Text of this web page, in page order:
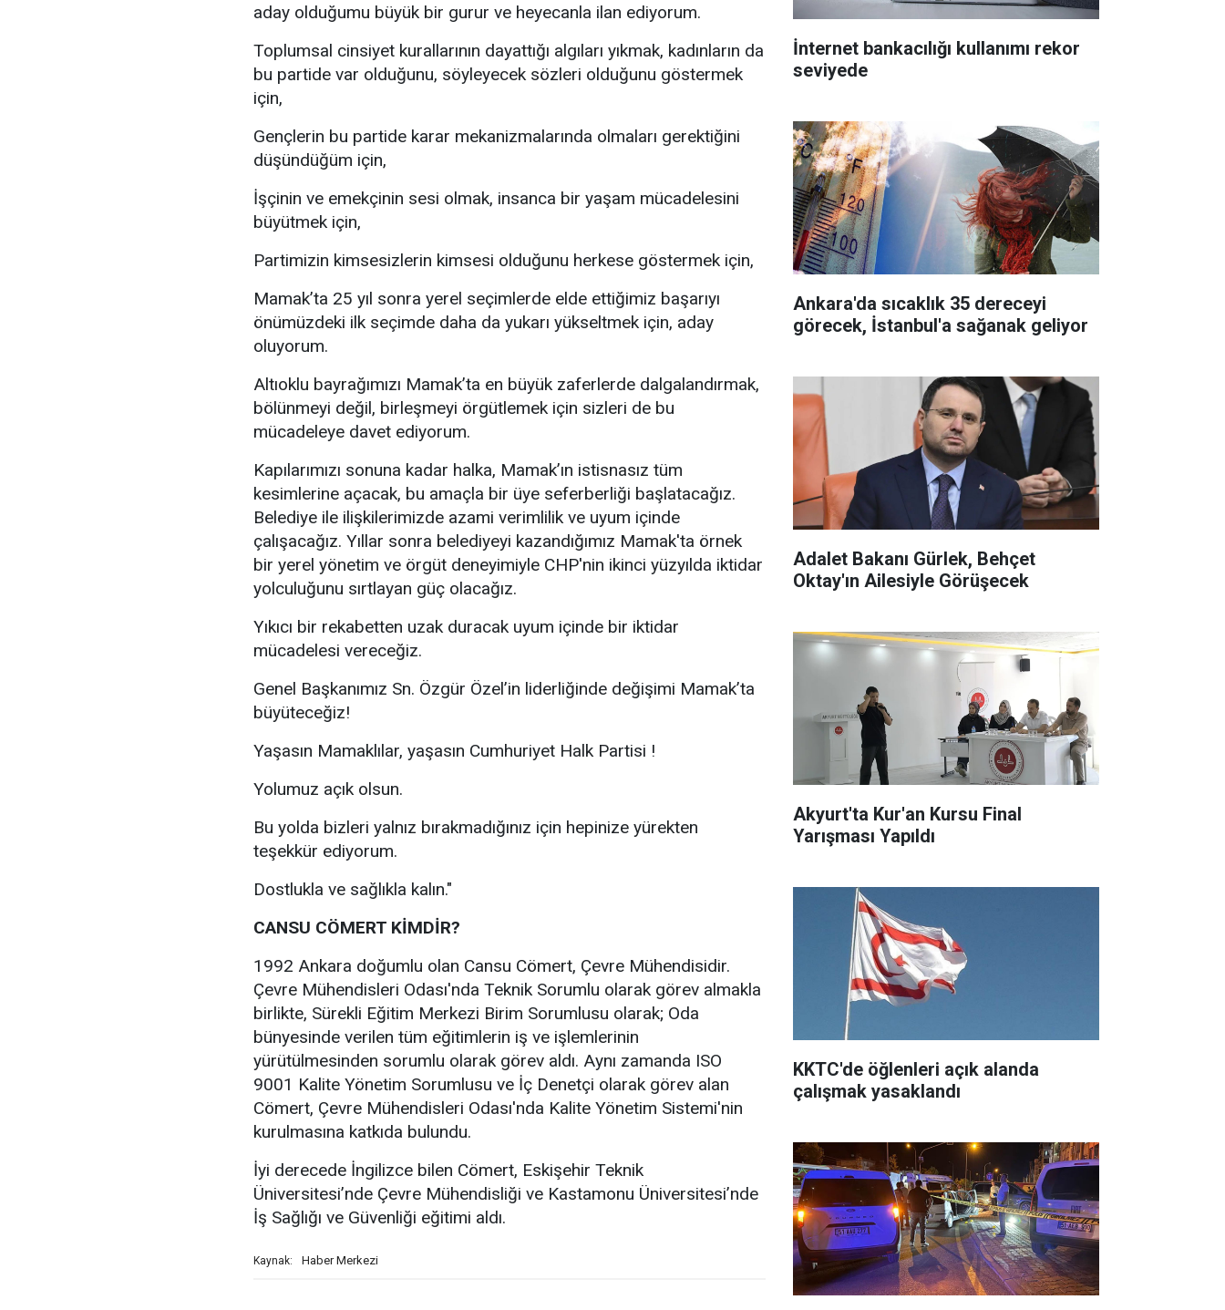
aday olduğumu büyük bir gurur ve heyecanla ilan ediyorum.
Toplumsal cinsiyet kurallarının dayattığı algıları yıkmak, kadınların da
bu partide var olduğunu, söyleyecek sözleri olduğunu göstermek
için,
Gençlerin bu partide karar mekanizmalarında olmaları gerektiğini
düşündüğüm için,
İşçinin ve emekçinin sesi olmak, insanca bir yaşam mücadelesini
büyütmek için,
Partimizin kimsesizlerin kimsesi olduğunu herkese göstermek için,
Mamak’ta 25 yıl sonra yerel seçimlerde elde ettiğimiz başarıyı
önümüzdeki ilk seçimde daha da yukarı yükseltmek için, aday
oluyorum.
Altıoklu bayrağımızı Mamak’ta en büyük zaferlerde dalgalandırmak,
bölünmeyi değil, birleşmeyi örgütlemek için sizleri de bu
mücadeleye davet ediyorum.
Kapılarımızı sonuna kadar halka, Mamak’ın istisnasız tüm
kesimlerine açacak, bu amaçla bir üye seferberliği başlatacağız.
Belediye ile ilişkilerimizde azami verimlilik ve uyum içinde
çalışacağız. Yıllar sonra belediyeyi kazandığımız Mamak'ta örnek
bir yerel yönetim ve örgüt deneyimiyle CHP'nin ikinci yüzyılda iktidar
yolculuğunu sırtlayan güç olacağız.
Yıkıcı bir rekabetten uzak duracak uyum içinde bir iktidar
mücadelesi vereceğiz.
Genel Başkanımız Sn. Özgür Özel’in liderliğinde değişimi Mamak’ta
büyüteceğiz!
Yaşasın Mamaklılar, yaşasın Cumhuriyet Halk Partisi !
Yolumuz açık olsun.
Bu yolda bizleri yalnız bırakmadığınız için hepinize yürekten
teşekkür ediyorum.
Dostlukla ve sağlıkla kalın."
CANSU CÖMERT KİMDİR?
1992 Ankara doğumlu olan Cansu Cömert, Çevre Mühendisidir.
Çevre Mühendisleri Odası'nda Teknik Sorumlu olarak görev almakla
birlikte, Sürekli Eğitim Merkezi Birim Sorumlusu olarak; Oda
bünyesinde verilen tüm eğitimlerin iş ve işlemlerinin
yürütülmesinden sorumlu olarak görev aldı. Aynı zamanda ISO
9001 Kalite Yönetim Sorumlusu ve İç Denetçi olarak görev alan
Cömert, Çevre Mühendisleri Odası'nda Kalite Yönetim Sistemi'nin
kurulmasına katkıda bulundu.
İyi derecede İngilizce bilen Cömert, Eskişehir Teknik
Üniversitesi’nde Çevre Mühendisliği ve Kastamonu Üniversitesi’nde
İş Sağlığı ve Güvenliği eğitimi aldı.
Kaynak: Haber Merkezi
İnternet bankacılığı kullanımı rekor
seviyede
Ankara'da sıcaklık 35 dereceyi
görecek, İstanbul'a sağanak geliyor
Adalet Bakanı Gürlek, Behçet
Oktay'ın Ailesiyle Görüşecek
Akyurt'ta Kur'an Kursu Final
Yarışması Yapıldı
KKTC'de öğlenleri açık alanda
çalışmak yasaklandı